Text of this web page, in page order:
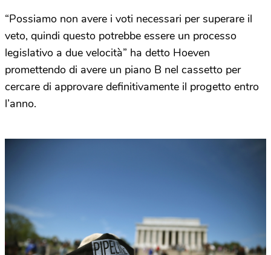
“Possiamo non avere i voti necessari per superare il
veto, quindi questo potrebbe essere un processo
legislativo a due velocità” ha detto Hoeven
promettendo di avere un piano B nel cassetto per
cercare di approvare definitivamente il progetto entro
l’anno.